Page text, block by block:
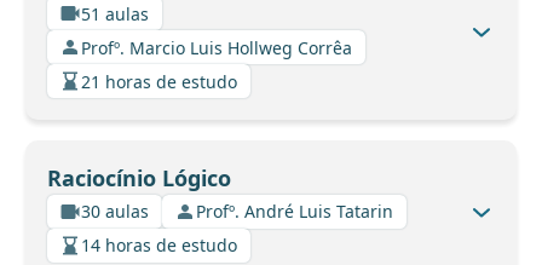
51 aulas
Profº. Marcio Luis Hollweg Corrêa
21 horas de estudo
Raciocínio Lógico
30 aulas
Profº. André Luis Tatarin
14 horas de estudo